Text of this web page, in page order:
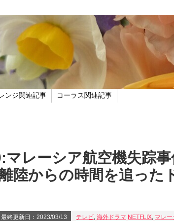
ンジ関連記事 コーラス関連記事
マレーシア航空機失踪事
からの時間を追った
最終更新日：2023/03/13 テレビ, 海外ドラマ NETFLIX, マレ